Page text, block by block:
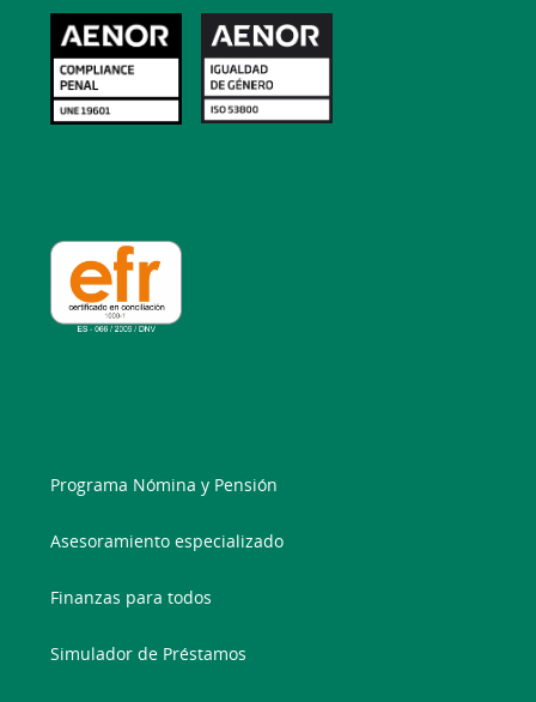
Programa Nómina y Pensión
Asesoramiento especializado
Finanzas para todos
Simulador de Préstamos